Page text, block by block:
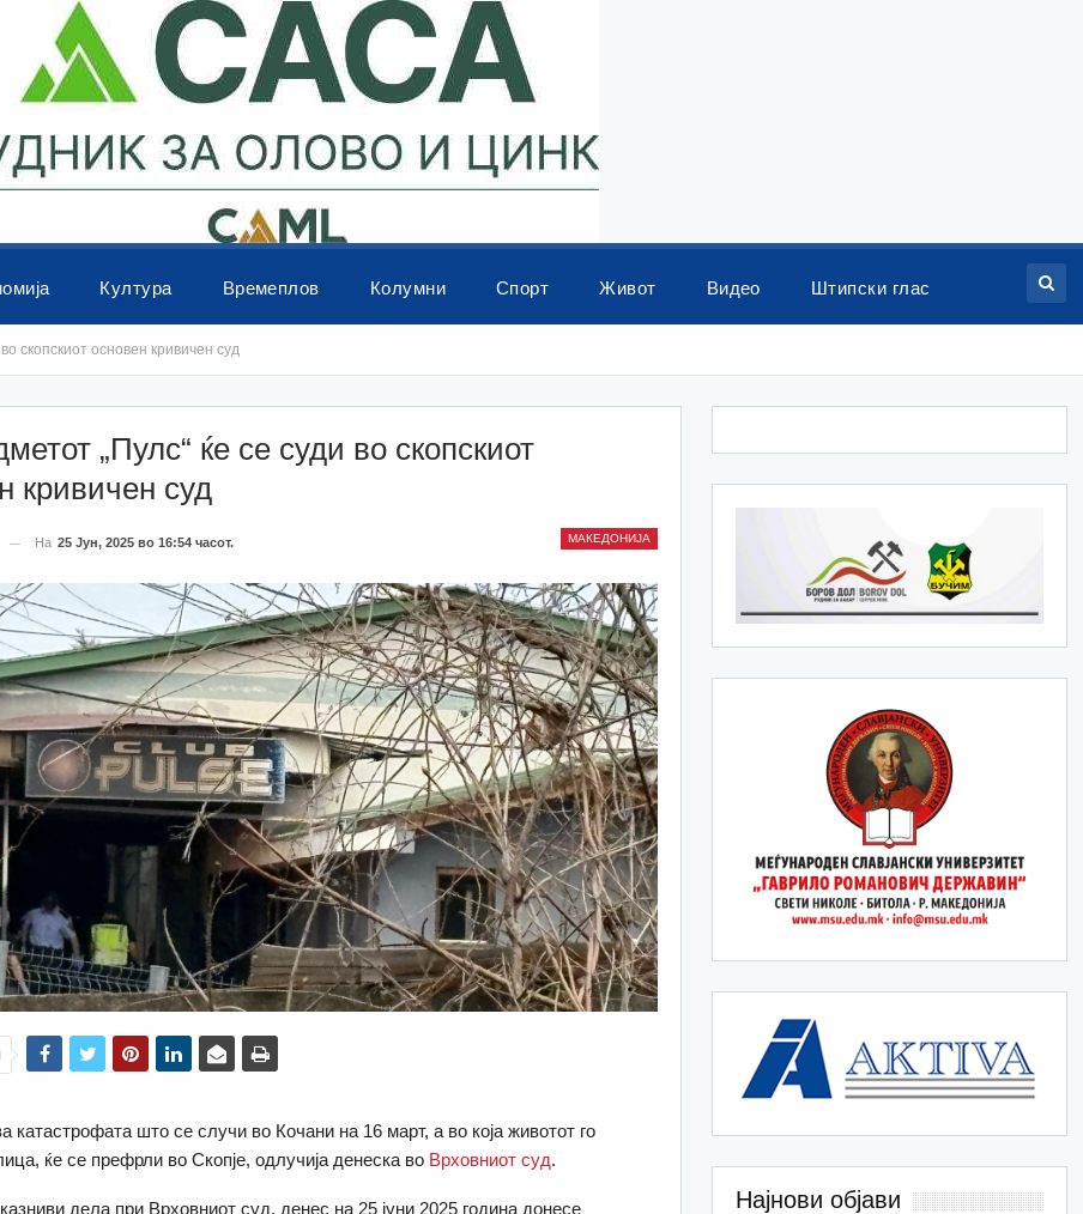
Култура Времеплов Колумни Спорт Живот Видео Штипски глас
скопскиот основен кривичен суд
„Пулс“ ќе се суди во скопскиот
кривичен суд
МАКЕДОНИЈА
На 25 Јун, 2025 во 16:54 часот.
катастрофата што се случи во Кочани на 16 март, а во која животот го
ќе се префрли во Скопје, одлучија денеска во Врховниот суд.
дела при Врховниот суд, денес на 25 јуни 2025 годинa донесе
Најнови објави